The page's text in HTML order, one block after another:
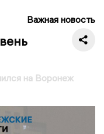
Важная новость
на Воронеж